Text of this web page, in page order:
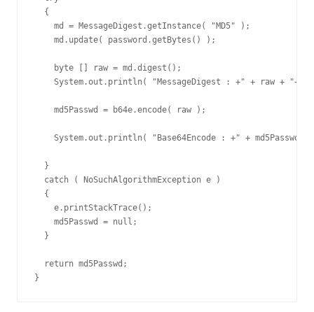
{
md = MessageDigest.getInstance( "MD5" );
md.update( password.getBytes() );
byte [] raw = md.digest();
System.out.println( "MessageDigest : +" + raw + "+"
md5Passwd = b64e.encode( raw );
System.out.println( "Base64Encode : +" + md5Passwd
}
catch ( NoSuchAlgorithmException e )
{
e.printStackTrace();
md5Passwd = null;
}
return md5Passwd;
}